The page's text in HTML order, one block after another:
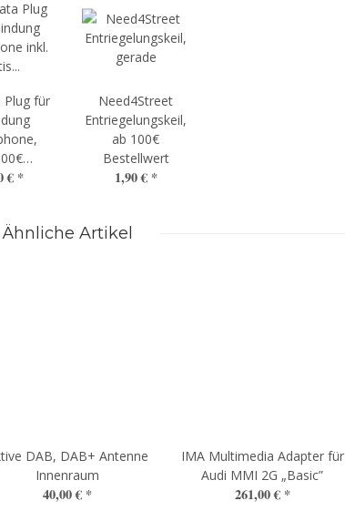
Plug für
€ *
Need4Street
Entriegelungskeil,
ab 100€
Bestellwert
1,90 € *
Ähnliche Artikel
DAB, DAB+ Antenne
Innenraum
40,00 € *
IMA Multimedia Adapter für
Audi MMI 2G „Basic”
261,00 € *